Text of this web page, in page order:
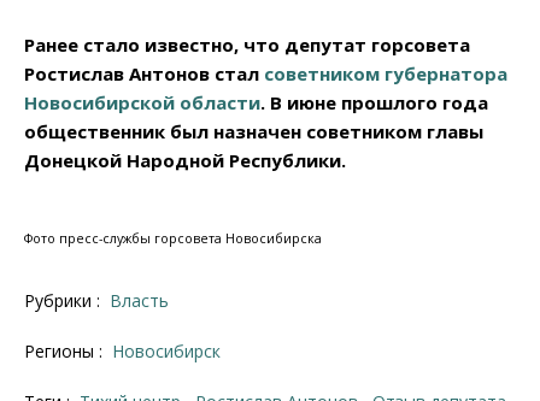
Ранее стало известно, что депутат горсовета
Ростислав Антонов стал советником губернатора
Новосибирской области. В июне прошлого года
общественник был назначен советником главы
Донецкой Народной Республики.
Фото пресс-службы горсовета Новосибирска
Рубрики : Власть
Регионы : Новосибирск